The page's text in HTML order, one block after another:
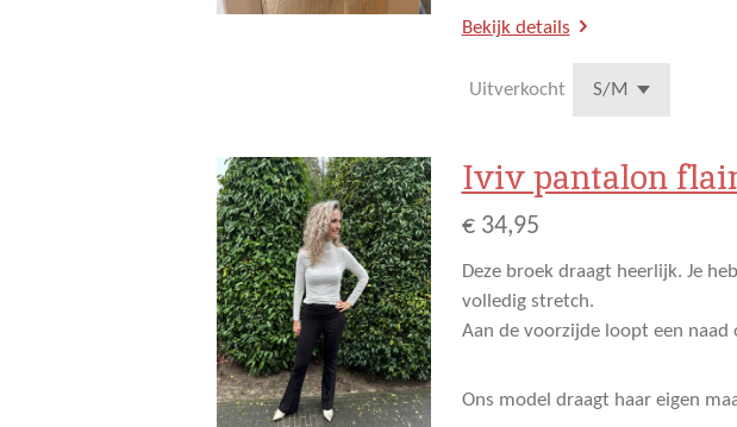
Bekijk details
Uitverkocht
Iviv pantalon
€ 34,95
Deze broek draagt heerlijk. Je
volledig stretch.
Aan de voorzijde loopt een naad
Ons model draagt haar eigen